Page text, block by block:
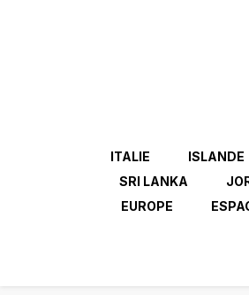
ITALIE ISLANDE
SRI LANKA
EUROPE